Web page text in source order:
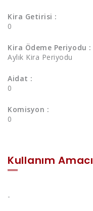
Kira Getirisi :
0
Kira Ödeme Periyodu :
Aylık Kira Periyodu
Aidat :
0
Komisyon :
0
Kullanım Amacı
-